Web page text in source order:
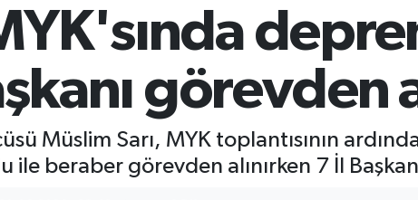
görevden
Müslim Sarı, MYK toplantısının
ile beraber görevden alınırken 7 İl